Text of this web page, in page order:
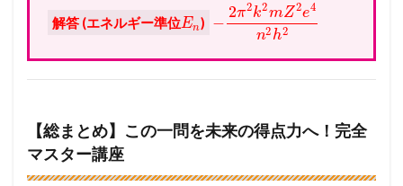
解答 (エネルギー準位En) −
2π2k2mZ2e4
n2 h2
【総まとめ】この一問を未来の得点力へ！完全
マスター講座